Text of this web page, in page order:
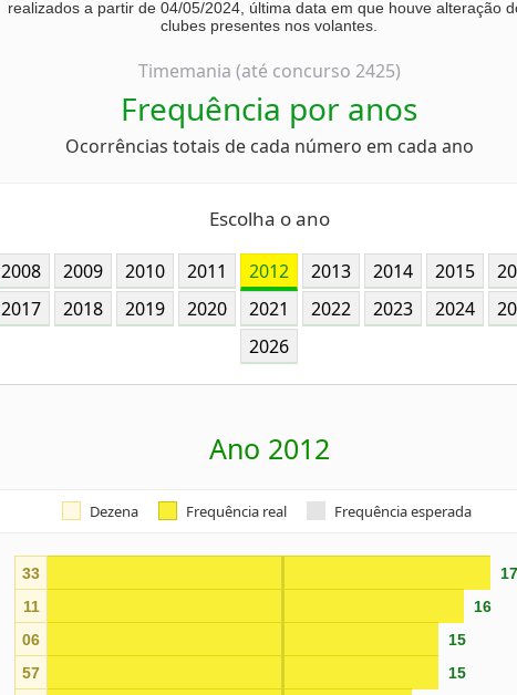
realizados a partir de 04/05/2024, última data em que houve alteração
clubes presentes nos volantes.
Timemania (até concurso 2425)
Frequência por anos
Ocorrências totais de cada número em cada ano
Escolha o ano
2008 2009 2010 2011 2012 2013 2014 2015
2017
2018 2019 2020 2021 2022 2023 2024
2026
Ano 2012
Dezena Frequência real Frequência esperada
33
17
11
16
06
15
57
15